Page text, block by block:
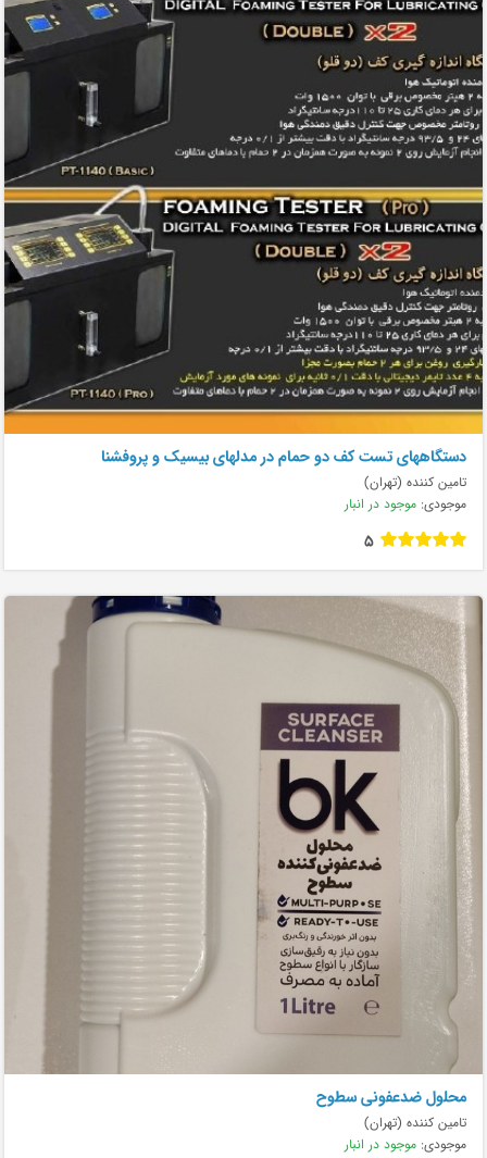
دستگاههای تست کف دو حمام در مدلهای بیسیک و پروفشنا
تامین کننده (تهران)
موجودی: موجود در انبار
5
محلول ضدعفونی سطوح
تامین کننده (تهران)
موجودی: موجود در انبار